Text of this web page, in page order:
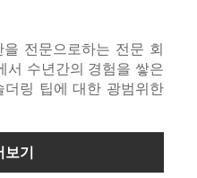
전문으로하는 전문 회
서 수년간의 경험을 쌓은
더링 팁에 대한 광범위한
기